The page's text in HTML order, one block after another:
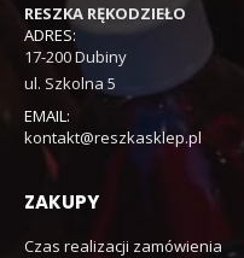
RESZKA RĘKODZIEŁO
ADRES:
17-200 Dubiny
ul. Szkolna 5
EMAIL:
kontakt@reszkasklep.pl
ZAKUPY
Czas realizacji zamówienia